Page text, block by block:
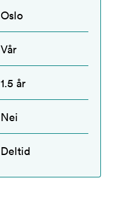
Oslo
Vår
1.5 år
Nei
Deltid